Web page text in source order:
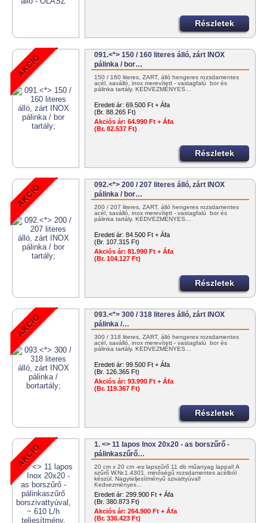
Részletek
091.<*> 150 / 160 literes álló, zárt INOX
pálinka / bor…
150 / 160 literes, ZÁRT, álló hengeres rozsdamentes
acél, saválló, inox merevített - vastagfalú bor és
pálinka tartály. KEDVEZMÉNYES…
Eredeti ár: 69.500 Ft + Áfa
(Br. 88.265 Ft)
Akciós ár: 64.990 Ft + Áfa
(Br. 82.537 Ft)
Részletek
092.<*> 200 / 207 literes álló, zárt INOX
pálinka / bor…
200 / 207 literes, ZÁRT, álló hengeres rozsdamentes
acél, saválló, inox merevített - vastagfalú bor és
pálinka tartály. KEDVEZMÉNYES…
Eredeti ár: 84.500 Ft + Áfa
(Br. 107.315 Ft)
Akciós ár: 81.990 Ft + Áfa
(Br. 104.127 Ft)
Részletek
093.<*> 300 / 318 literes álló, zárt INOX
pálinka /…
300 / 318 literes, ZÁRT, álló hengeres rozsdamentes
acél, saválló, inox merevített - vastagfalú bor és
pálinka tartály. KEDVEZMÉNYES…
Eredeti ár: 99.500 Ft + Áfa
(Br. 126.365 Ft)
Akciós ár: 93.990 Ft + Áfa
(Br. 119.367 Ft)
Részletek
1. <> 11 lapos Inox 20x20 - as borszűrő -
pálinkaszűrő…
20 cm x 20 cm -es lapszűrő 11 db műanyag lappal! A
szűrő W.Nr.1.4301. minőségű rozsdamentes acélból
készül. Nagyteljesítményű szivattyúval!
Kedvezményes…
Eredeti ár: 299.900 Ft + Áfa
(Br. 380.873 Ft)
Akciós ár: 264.900 Ft + Áfa
(Br. 336.423 Ft)